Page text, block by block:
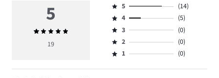
5
Průměrné
hodnocení
19
Hodnocení
5,
počet
hlasů
14.
5
(14)
Hodnocení
4,
počet
hlasů
4
(5)
Hodnocení
3,
počet
3
(0)
Hodnocení
2,
2
(0)
Hodnocení
1,
1 (0)